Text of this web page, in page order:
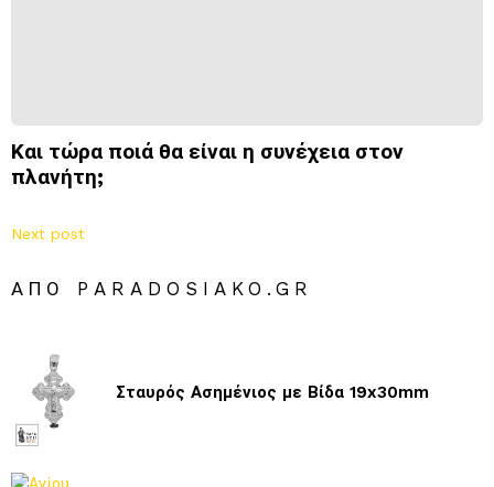
Και τώρα ποιά θα είναι η συνέχεια στον
πλανήτη;
Next post
ΑΠΌ PARADOSIAKO.GR
Σταυρός Ασημένιος με Βίδα 19x30mm